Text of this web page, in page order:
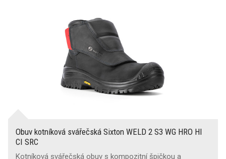
Obuv kotníková svářečská Sixton WELD 2 S3 WG HRO HI
CI SRC
Kotníková svářečská obuv s kompozitní špičkou a